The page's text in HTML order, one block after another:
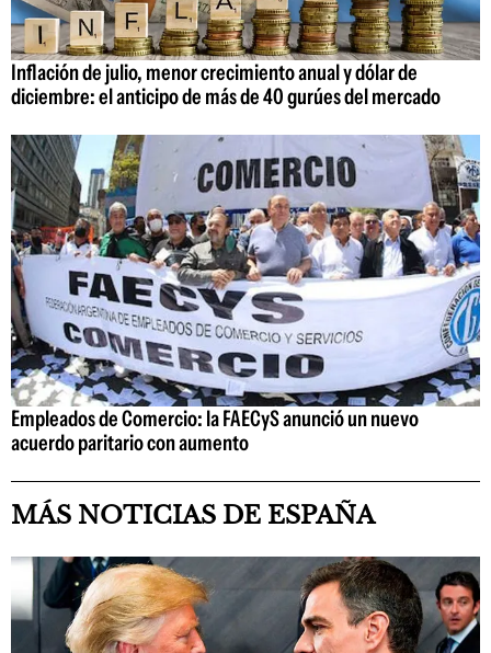
Inflación de julio, menor crecimiento anual y dólar de
diciembre: el anticipo de más de 40 gurúes del mercado
Empleados de Comercio: la FAECyS anunció un nuevo
acuerdo paritario con aumento
MÁS NOTICIAS DE ESPAÑA